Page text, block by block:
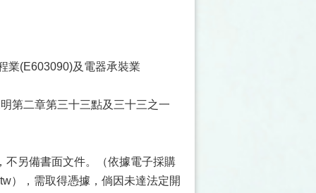
業(E603090)及電器承裝業
第二章第三十三點及三十三之一
不另備書面文件。（依據電子採購
），需取得憑據，倘因未達法定開